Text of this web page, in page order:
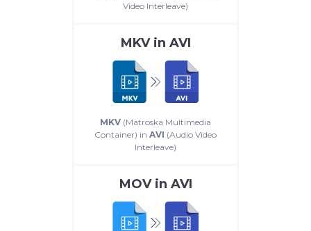
Video Interleave)
MKVin AVI
MKV (Matroska Multimedia
Container) in AVI (Audio Video
Interleave)
MOVin AVI